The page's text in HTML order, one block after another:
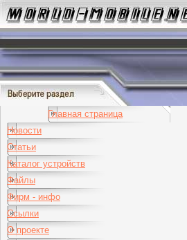
Главная страница
Новости
Статьи
Каталог устройств
Файлы
Фирм - инфо
Ссылки
О проекте